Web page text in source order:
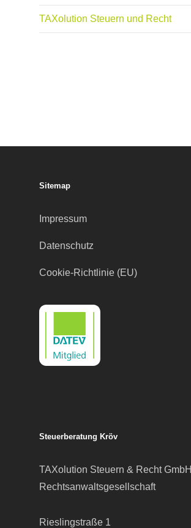
TAXolution Steuern und Recht
Sitemap
Impressum
Datenschutz
Cookie-Richtlinie (EU)
Steuerberatung Kröv
TAXolution Steuern & Recht GmbH
Rechtsanwaltsgesellschaft
Rieslingstraße 1